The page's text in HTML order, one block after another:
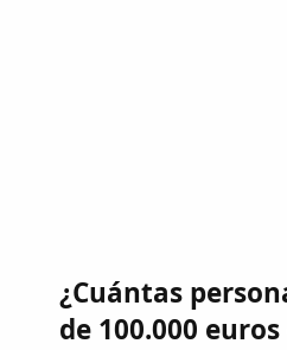
¿Cuántas
de 100.000